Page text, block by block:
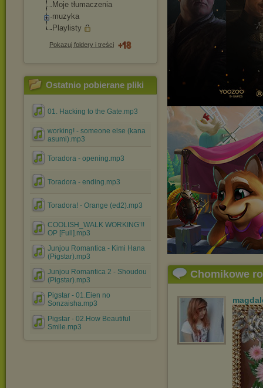
Moje tłumaczenia
muzyka
Playlisty
Pokazuj foldery i treści
Ostatnio pobierane pliki
01. Hacking to the Gate.mp3
working! - someone else (kana
asumi).mp3
Toradora - opening.mp3
Toradora - ending.mp3
Toradora! - Orange (ed2).mp3
COOLISH_WALK WORKING’!!
OP [Full].mp3
Junjou Romantica - Kimi Hana
(Pigstar).mp3
Junjou Romantica 2 - Shoudou
(Pigstar).mp3
Pigstar - 01.Eien no
Sonzaisha.mp3
Pigstar - 02.How Beautiful
Smile.mp3
Chomikowe